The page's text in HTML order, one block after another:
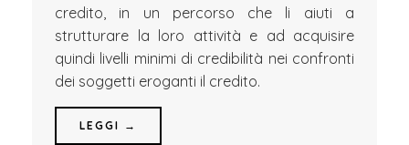
credito, in un percorso che li aiuti a
strutturare la loro attività e ad acquisire
quindi livelli minimi di credibilità nei confronti
dei soggetti eroganti il credito.
LEGGI →